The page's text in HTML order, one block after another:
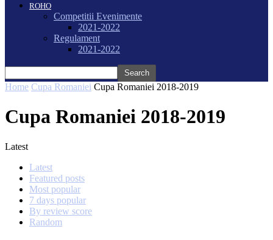
ROHO
Competitii Evenimente
2021-2022
Regulament
2021-2022
Home Cupa Romaniei Cupa Romaniei 2018-2019
Cupa Romaniei 2018-2019
Latest
Latest
Featured posts
Most popular
7 days popular
By review score
Random